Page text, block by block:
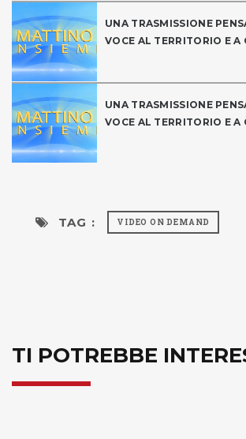
UNA TRASMISSIONE
VOCE AL TERRITORIO E A
UNA TRASMISSIONE
VOCE AL TERRITORIO E A
TAG : VIDEO ON DEMAND
TI POTREBBE